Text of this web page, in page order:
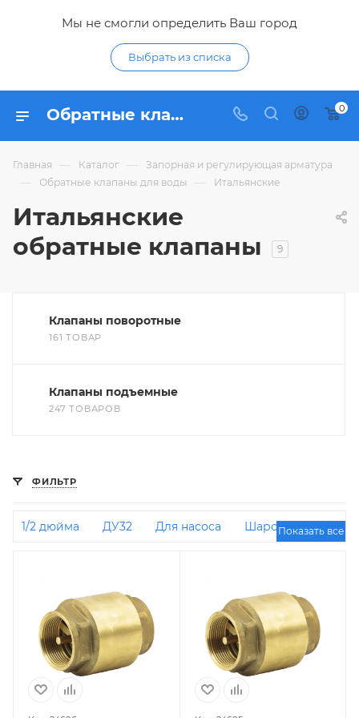
Мы не смогли определить Ваш город
Выбрать из списка
Обратные клапаны из Италии - купить итальянский обратный клапан по низким ценам в интернет-магазине Гидропромтехника в Курске 0
Главная — Каталог — Запорная и регулирующая арматура
— Обратные клапаны для воды — Итальянские
Итальянские
обратные клапаны
9
Клапаны поворотные
161 ТОВАР
Клапаны подъемные
247 ТОВАРОВ
ФИЛЬТР
1/2 дюйма ДУ32 Для насоса
Шаровые
ДУ25
Для
отопления
Латунные
Лепестковые
РУ16
2 дюйма ДУ200 Stout
ДУ80
Чугунные
Стальные
Для скважинного
насоса
Горизонтальные
Показать все